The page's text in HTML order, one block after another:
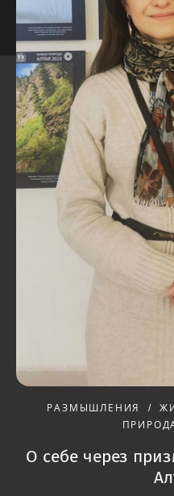
РАЗМЫШЛЕНИЯ
О себе через